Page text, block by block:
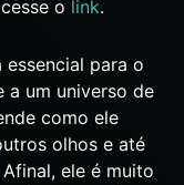
o link.
para o
a um universo de
como ele
olhos e até
ele é muito